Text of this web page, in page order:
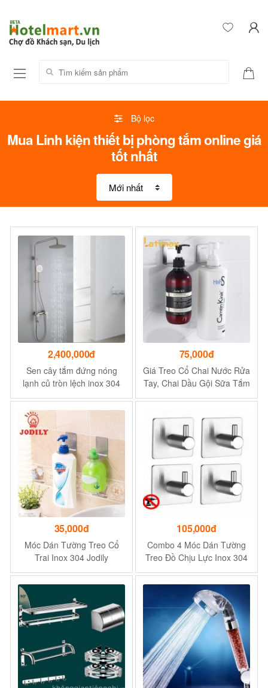
Tìm kiếm sản phẩm:
Bộ lọc
Mua Linh kiện thiết bị phòng tắm online giá
tốt nhất
2,400,000đ
Sen cây tắm đứng nóng
lạnh củ tròn lệch inox 304
Navier
75,000đ
Giá Treo Cổ Chai Nước Rửa
Tay, Chai Dầu Gội Sữa Tắm
Latimax Inox 304 dán tường
35,000đ
Móc Dán Tường Treo Cổ
Trai Inox 304 Jodily
StarHome - Chịu Tải Trọng
30Kg
105,000đ
Combo 4 Móc Dán Tường
Treo Đồ Chịu Lực Inox 304
Siêu Dính, Phụ Kiện Nhà
Tắm Nhà Bếp